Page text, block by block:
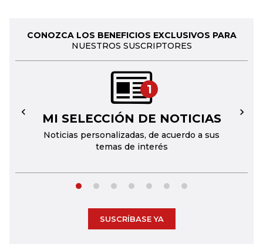
CONOZCA LOS BENEFICIOS EXCLUSIVOS PARA
NUESTROS SUSCRIPTORES
1
MI SELECCIÓN DE NOTICIAS
Noticias personalizadas, de acuerdo a sus
temas de interés
← →
SUSCRÍBASE YA